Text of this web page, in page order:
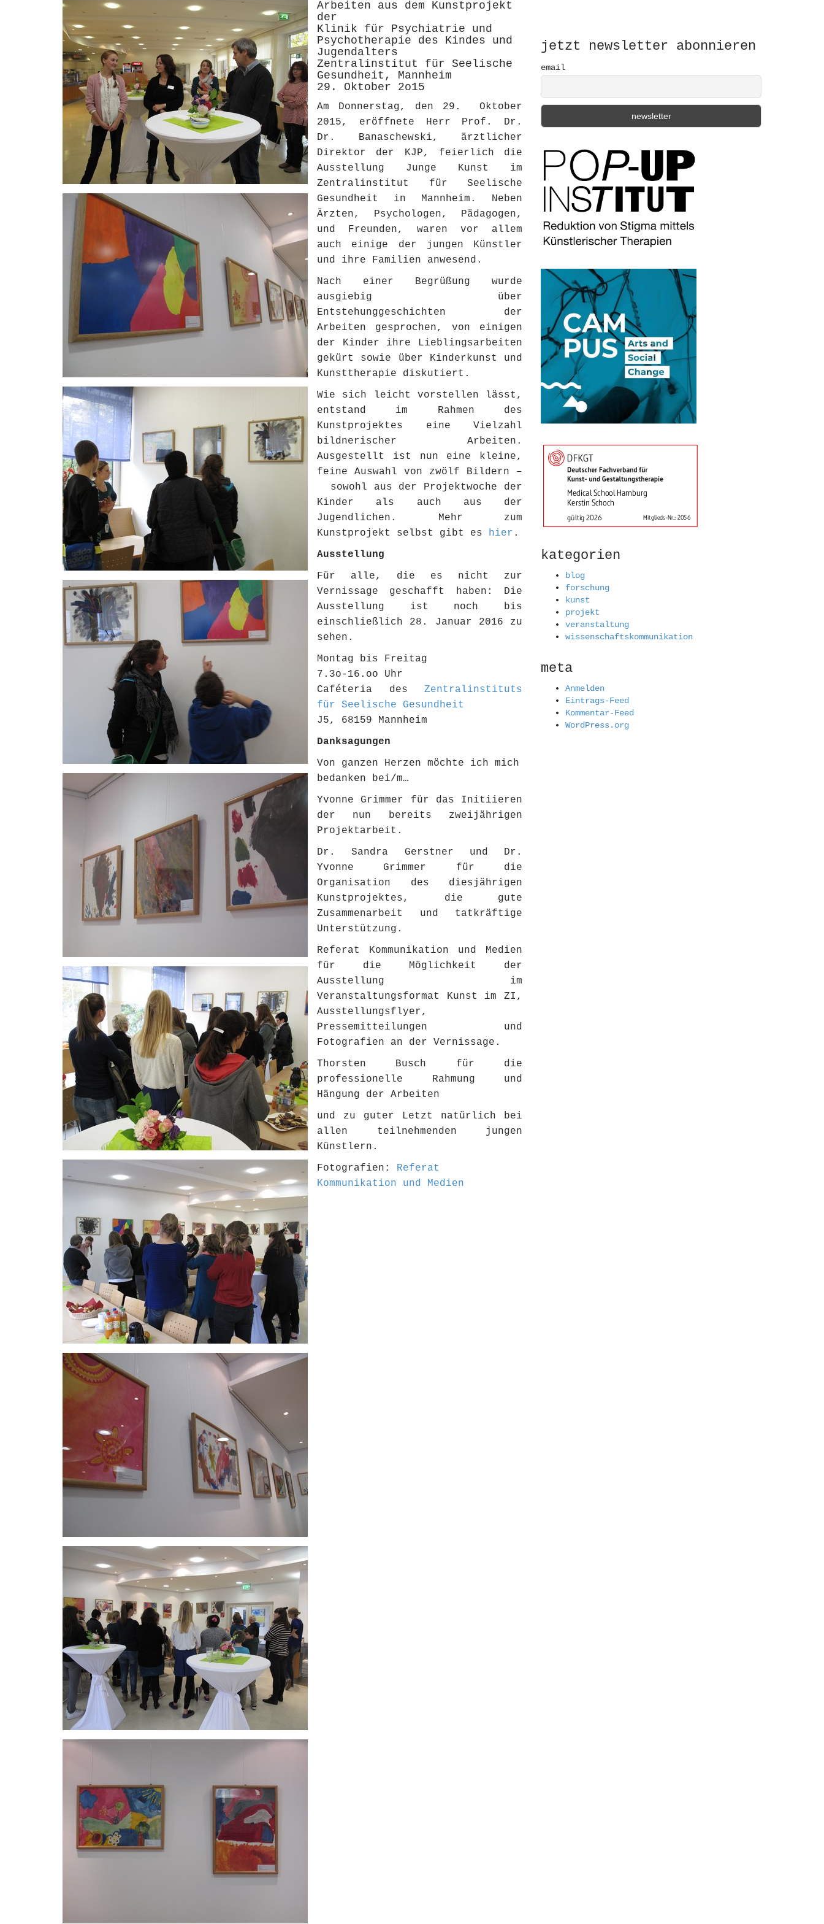
Arbeiten aus dem Kunstprojekt
der
Klinik für Psychiatrie und
Psychotherapie des Kindes und
Jugendalters
Zentralinstitut für Seelische
Gesundheit, Mannheim
29. Oktober 2o15
Am Donnerstag, den 29. Oktober
2015, eröffnete Herr Prof. Dr.
Dr. Banaschewski, ärztlicher
Direktor der KJP, feierlich die
Ausstellung Junge Kunst im
Zentralinstitut für Seelische
Gesundheit in Mannheim. Neben
Ärzten, Psychologen, Pädagogen,
und Freunden, waren vor allem
auch einige der jungen Künstler
und ihre Familien anwesend.
Nach einer Begrüßung wurde
ausgiebig über
Entstehunggeschichten der
Arbeiten gesprochen, von einigen
der Kinder ihre Lieblingsarbeiten
gekürt sowie über Kinderkunst und
Kunsttherapie diskutiert.
Wie sich leicht vorstellen lässt,
entstand im Rahmen des
Kunstprojektes eine Vielzahl
bildnerischer Arbeiten.
Ausgestellt ist nun eine kleine,
feine Auswahl von zwölf Bildern –
sowohl aus der Projektwoche der
Kinder als auch aus der
Jugendlichen. Mehr zum
Kunstprojekt selbst gibt es hier .
Ausstellung
Für alle, die es nicht zur
Vernissage geschafft haben: Die
Ausstellung ist noch bis
einschließlich 28. Januar 2016 zu
sehen.
Montag bis Freitag
7.3o-16.oo Uhr
Caféteria des Zentralinstituts
für Seelische Gesundheit
J5, 68159 Mannheim
Danksagungen
Von ganzen Herzen möchte ich mich
bedanken bei/m…
Yvonne Grimmer für das Initiieren
der nun bereits zweijährigen
Projektarbeit.
Dr. Sandra Gerstner und Dr.
Yvonne Grimmer für die
Organisation des diesjährigen
Kunstprojektes, die gute
Zusammenarbeit und tatkräftige
Unterstützung.
Referat Kommunikation und Medien
für die Möglichkeit der
Ausstellung im
Veranstaltungsformat Kunst im ZI,
Ausstellungsflyer,
Pressemitteilungen und
Fotografien an der Vernissage.
Thorsten Busch für die
professionelle Rahmung und
Hängung der Arbeiten
und zu guter Letzt natürlich bei
allen teilnehmenden jungen
Künstlern.
Fotografien: Referat
Kommunikation und Medien
r
:
jetzt newsletter abonnieren
email
kategorien
blog
forschung
kunst
projekt
veranstaltung
wissenschaftskommunikation
meta
Anmelden
Eintrags-Feed
Kommentar-Feed
WordPress.org